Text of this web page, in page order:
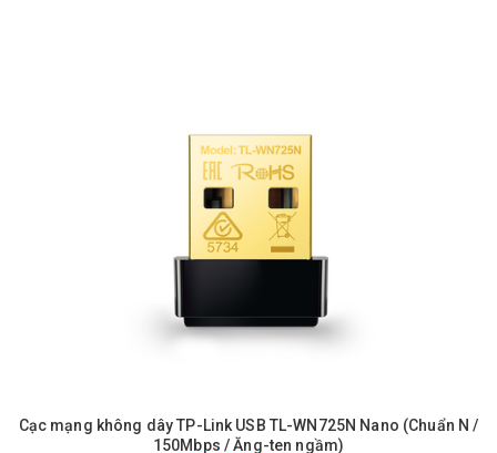
Cạc mạng không dây TP-Link USB TL-WN725N Nano (Chuẩn N /
150Mbps / Ăng-ten ngầm)